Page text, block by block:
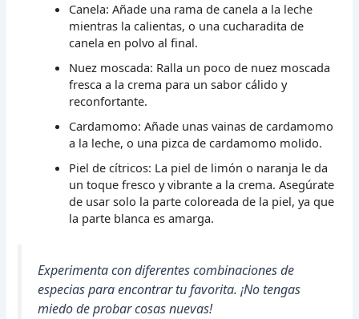
Canela: Añade una rama de canela a la leche
mientras la calientas, o una cucharadita de
canela en polvo al final.
Nuez moscada: Ralla un poco de nuez moscada
fresca a la crema para un sabor cálido y
reconfortante.
Cardamomo: Añade unas vainas de cardamomo
a la leche, o una pizca de cardamomo molido.
Piel de cítricos: La piel de limón o naranja le da
un toque fresco y vibrante a la crema. Asegúrate
de usar solo la parte coloreada de la piel, ya que
la parte blanca es amarga.
Experimenta con diferentes combinaciones de
especias para encontrar tu favorita. ¡No tengas
miedo de probar cosas nuevas!